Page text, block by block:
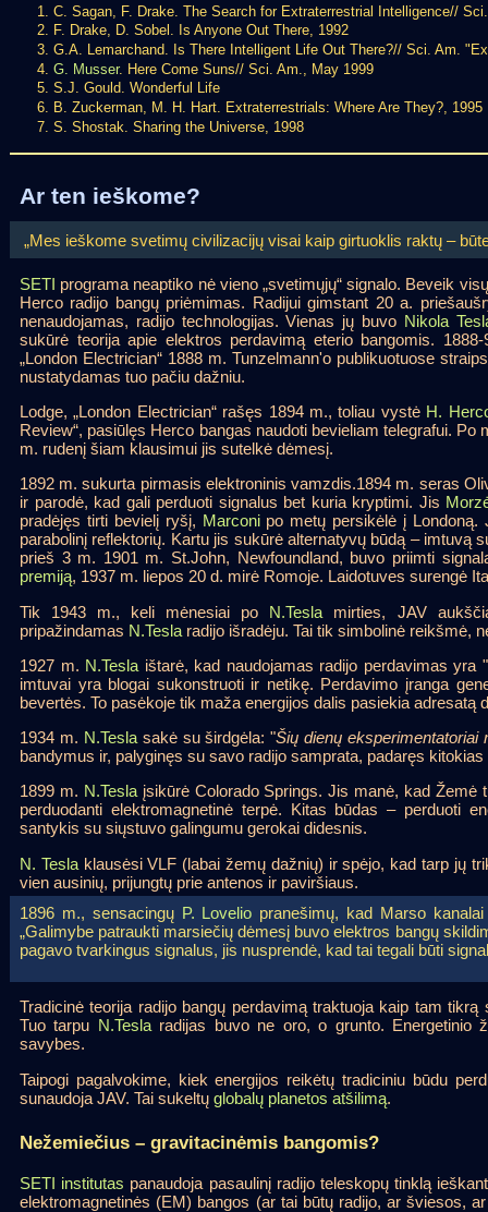
C. Sagan, F. Drake. The Search for Extraterrestrial Intelligence//
F. Drake, D. Sobel. Is Anyone Out There, 1992
G.A. Lemarchand. Is There Intelligent Life Out There?// Sci. Am.
G. Musser. Here Come Suns// Sci. Am., May 1999
S.J. Gould. Wonderful Life
B. Zuckerman, M. H. Hart. Extraterrestrials: Where Are They?, 1995
S. Shostak. Sharing the Universe, 1998
Ar ten ieškome?
„Mes ieškome svetimų civilizacijų visai kaip girtuoklis raktų –
SETI programa neaptiko nė vieno „svetimųjų“ signalo. Beveik
Herco radijo bangų priėmimas. Radijui gimstant 20 a.
nenaudojamas, radijo technologijas. Vienas jų buvo Nikola
sukūrė teorija apie elektros perdavimą eterio bangomis.
„London Electrician“ 1888 m. Tunzelmann'o publikuotuose
nustatydamas tuo pačiu dažniu.
Lodge, „London Electrician“ rašęs 1894 m., toliau vystė H.
Review“, pasiūlęs Herco bangas naudoti bevieliam telegrafui. Po
m. rudenį šiam klausimui jis sutelkė dėmesį.
1892 m. sukurta pirmasis elektroninis vamzdis.1894 m. seras
ir parodė, kad gali perduoti signalus bet kuria kryptimi. Jis
pradėjęs tirti bevielį ryšį, Marconipo metų persikėlė į Londoną.
parabolinį reflektorių. Kartu jis sukūrė alternatyvų būdą – imtuvą
prieš 3 m. 1901 m. St.John, Newfoundland, buvo priimti
premiją, 1937 m. liepos 20 d. mirė Romoje. Laidotuves surengė
Tik 1943 m., keli mėnesiai po N.Tesla mirties, JAV
pripažindamas N.Tesla radijo išradėju. Tai tik simbolinė reikšmė,
1927 m. N.Tesla ištarė, kad naudojamas radijo perdavimas yra "
imtuvai yra blogai sukonstruoti ir netikę. Perdavimo įranga
bevertės. To pasėkoje tik maža energijos dalis pasiekia adresatą
1934 m. N.Teslasakė su širdgėla: "Šių dienų eksperimentatoriai
bandymus ir, palyginęs su savo radijo samprata, padaręs
1899 m. N.Teslaįsikūrė Colorado Springs. Jis manė, kad Žemė
perduodanti elektromagnetinė terpė. Kitas būdas – perduoti
santykis su siųstuvo galingumu gerokai didesnis.
N. Teslaklausėsi VLF (labai žemų dažnių) ir spėjo, kad tarp jų
vien ausinių, prijungtų prie antenos ir paviršiaus.
1896 m., sensacingų P. Lovelio pranešimų, kad Marso
„Galimybe patraukti marsiečių dėmesį buvo elektros bangų
pagavo tvarkingus signalus, jis nusprendė, kad tai tegali būti
Tradicinė teorija radijo bangų perdavimą traktuoja kaip tam
Tuo tarpu N.Teslaradijas buvo ne oro, o grunto. Energetinio
savybes.
Taipogi pagalvokime, kiek energijos reikėtų tradiciniu būdu
sunaudoja JAV. Tai sukeltų globalų planetos atšilimą.
Nežemiečius – gravitacinėmis bangomis?
SETI institutas panaudoja pasaulinį radijo teleskopų tinklą
elektromagnetinės (EM) bangos (ar tai būtų radijo, ar šviesos,